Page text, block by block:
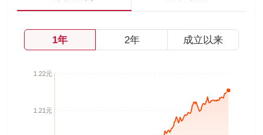
1年 2年 成立以来